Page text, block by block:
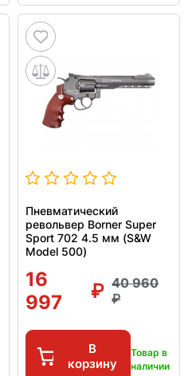
Пневматический
револьвер Borner Super
Sport 702 4.5 мм (S&W
Model 500)
16
997
40 960
В
корзину
Товар в
наличии